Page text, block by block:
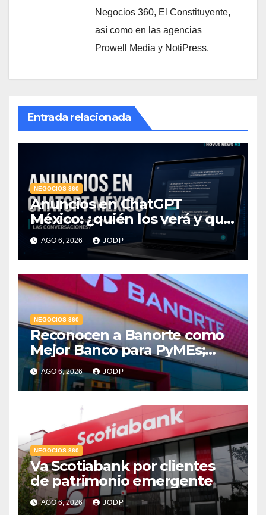
Negocios 360, El Constituyente,
así como en las agencias
Prowell Media y NotiPress.
Entrada relacionada
NEGOCIOS 360
Anuncios en ChatGPT
México: ¿quién los verá y qué
pasará con las
conversaciones?
AGO 6, 2026 JODP
NEGOCIOS 360
Reconocen a Banorte como
Mejor Banco para PyMEs;
supera 14% del mercado
crediticio
AGO 6, 2026 JODP
NEGOCIOS 360
Va Scotiabank por clientes
de patrimonio emergente
AGO 6, 2026 JODP